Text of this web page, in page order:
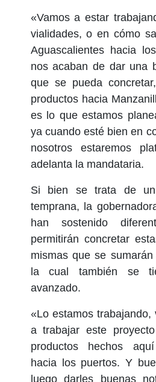
«Vamos a estar
vialidades, o en cómo
Aguascalientes hacia
nos acaban de dar una
que se pueda
productos hacia
es lo que estamos
ya cuando esté bien en
nosotros estaremos
adelanta la mandataria.
Si bien se trata de
temprana, la
han sostenido
permitirán concretar
mismas que se
la cual también se
avanzado.
«Lo estamos
a trabajar este
productos hechos
hacia los puertos. Y
luego darles buenas